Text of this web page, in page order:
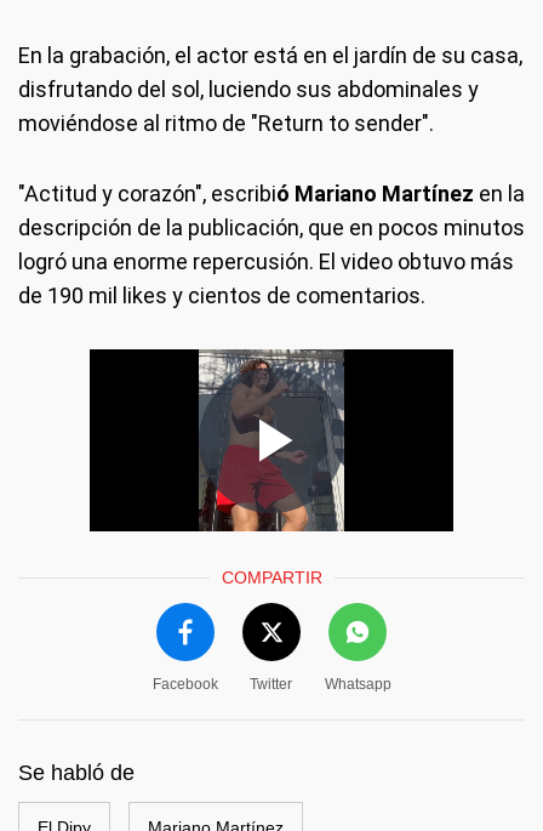
En la grabación, el actor está en el jardín de su casa,
disfrutando del sol, luciendo sus abdominales y
moviéndose al ritmo de "Return to sender".
"Actitud y corazón", escribió Mariano Martínez en la
descripción de la publicación, que en pocos minutos
logró una enorme repercusión. El video obtuvo más
de 190 mil likes y cientos de comentarios.
COMPARTIR
Facebook Twitter Whatsapp
Se habló de